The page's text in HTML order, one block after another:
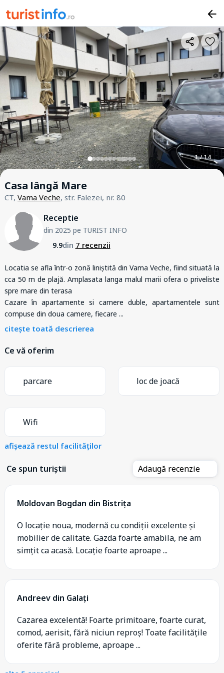
1 / 14
Casa lângă Mare
CT, Vama Veche, str. Falezei, nr. 80
Receptie
din 2025 pe TURIST INFO
9.9din 7 recenzii
Locatia se afla într-o zonă liniștită din Vama Veche, fiind situată la
cca 50 m de plajă. Amplasata langa malul marii ofera o priveliste
spre mare din terasa
Cazare în apartamente si camere duble, apartamentele sunt
compuse din doua camere, fiecare ...
citește toată descrierea
Ce vă oferim
parcare loc de joacă
Wifi
afișează restul facilităților
Ce spun turiștii Adaugă recenzie
Moldovan Bogdan din Bistrița
O locație noua, modernă cu condiții excelente și
mobilier de calitate. Gazda foarte amabila, ne am
simțit ca acasă. Locație foarte aproape ...
Andreev din Galați
Cazarea excelentă! Foarte primitoare, foarte curat,
comod, aerisit, fără niciun reproș! Toate facilitățile
oferite fără probleme, aproape ...